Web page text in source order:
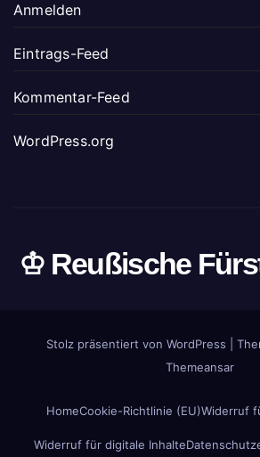
Anmelden
Eintrags-Feed
Kommentar-Feed
WordPress.org
♔ Reußische
Stolz präsentiert von WordPress
Themeansar
HomeCookie-Richtlinie (EU)Widerruf
Widerruf für digitale Inhalte